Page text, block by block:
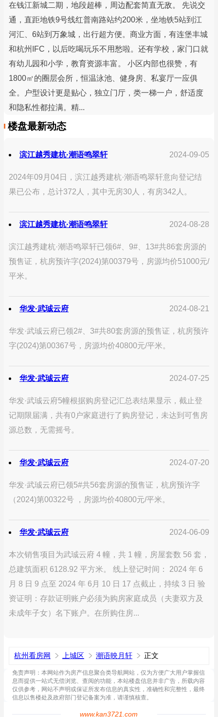
在钱江新城二期，地段超棒，周边配套简直无敌。 先说交
通，直距地铁9号线红普南路站约200米，坐地铁5站到江
河汇、6站到万象城，出行超方便。商业方面，有连堡丰城
和杭州IFC，以后吃喝玩乐不用愁啦。还有学校，家门口就
有幼儿园和小学，教育资源丰富。 小区内部也很赞，有
1800㎡的圈层会所，恒温泳池、健身房、私宴厅一应俱
全。户型设计更是贴心，独立门厅，类一梯一户，舒适度
和隐私性都拉满。精...
楼盘最新动态
滨江越秀建杭·潮语鸣翠轩 2024-09-05
2024年09月04日，滨江越秀建杭·潮语鸣翠轩意向登记结
果已公布，总计372人，其中无房30人，有房342人。
滨江越秀建杭·潮语鸣翠轩 2024-08-28
滨江越秀建杭·潮语鸣翠轩已领6#、9#、13#共86套房源的
预售证，杭房预许字(2024)第00379号，房源均价51000元/
平米。
华发·武珹云府 2024-08-21
华发·武珹云府已领2#、3#共80套房源的预售证，杭房预许
字(2024)第00367号，房源均价40800元/平米。
华发·武珹云府 2024-07-25
华发·武珹云府5幢根据购房登记汇总表结果显示，截止登
记期限届满，共有0户家庭进行了购房登记，未达到可售房
源总数，无需摇号。
华发·武珹云府 2024-07-20
华发·武珹云府已领5#共56套房源的预售证，杭房预许字
（2024)第00322号 ，房源均价40800元/平米。
华发·武珹云府 2024-06-09
本次销售项目为武珹云府 4 幢，共 1 幢，房屋套数 56 套，
总建筑面积 6128.92 平方米。 线上登记时间： 2024 年 6
月 8 日 9 点至 2024 年 6月 10 日 17 点截止，持续 3 日 验
资证明：存款证明账户必须为购房家庭成员（夫妻双方及
未成年子女）名下账户。在所购住房...
杭州看房网 上城区 潮语映月轩 正文
免责声明：本网站作为房产信息聚合类导航网站，仅为方便广大用户掌握信
息而提供一站式无偿浏览、查阅的功能，本站楼盘信息并非广告，所载内容
仅供参考，网站不声明或保证所发布信息的真实性，准确性和完整性，最终
信息以售楼处及政府部门登记备案为准，请谨慎核查。
www.kan3721.com